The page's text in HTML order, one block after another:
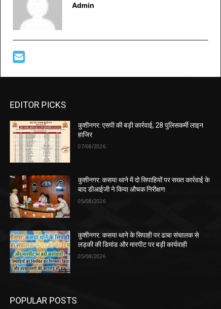
Admin
EDITOR PICKS
कुशीनगर: एसपी की बड़ी कार्रवाई, 28 पुलिसकर्मी लाइन
हाजिर
07/08/2026
कुशीनगर: कसया थाने में दो सिपाहियों पर सख्त कार्रवाई के
बाद डीआईजी ने किया औचक निरीक्षण
05/08/2026
कुशीनगर: कसया थाने के सिपाही पर ढाबा संचालक से
लड़की की डिमांड और मारपीट पर बड़ी कार्यवाही
05/08/2026
POPULAR POSTS